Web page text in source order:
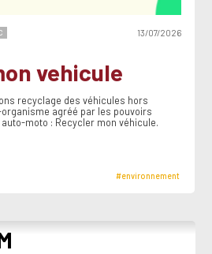
13/07/2026
vehicule
recyclage des véhicules hors
agréé par les pouvoirs
moto : Recycler mon véhicule.
#environnement